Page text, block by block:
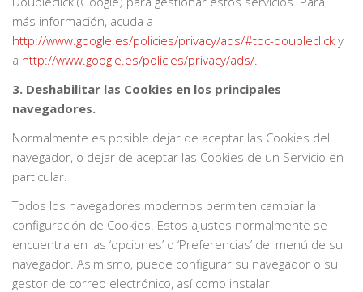
más información, acuda a
http://www.google.es/policies/privacy/ads/#toc-doubleclick y
a http://www.google.es/policies/privacy/ads/.
3. Deshabilitar las Cookies en los principales
navegadores.
Normalmente es posible dejar de aceptar las Cookies del
navegador, o dejar de aceptar las Cookies de un Servicio en
particular.
Todos los navegadores modernos permiten cambiar la
configuración de Cookies. Estos ajustes normalmente se
encuentra en las ‘opciones’ o ‘Preferencias’ del menú de su
navegador. Asimismo, puede configurar su navegador o su
gestor de correo electrónico, así como instalar